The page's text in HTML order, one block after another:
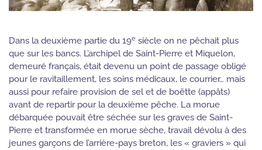
Dans la deuxième partie du 19e siècle on ne pêchait plus
que sur les bancs. L’archipel de Saint-Pierre et Miquelon,
demeuré français, était devenu un point de passage obligé
pour le ravitaillement, les soins médicaux, le courrier… mais
aussi pour refaire provision de sel et de boëtte (appâts)
avant de repartir pour la deuxième pêche. La morue
débarquée pouvait être séchée sur les graves de Saint-
Pierre et transformée en morue sèche, travail dévolu à des
jeunes garçons de l’arrière-pays breton, les « graviers » qui